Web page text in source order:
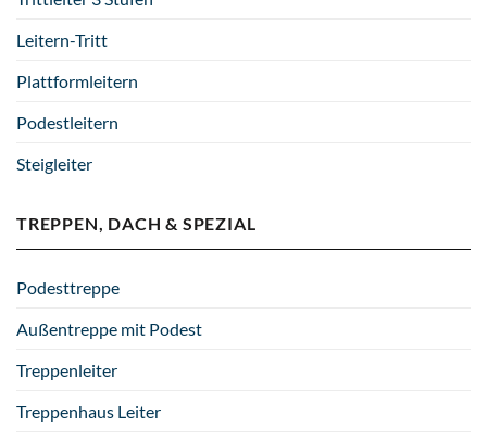
Leitern-Tritt
Plattformleitern
Podestleitern
Steigleiter
TREPPEN, DACH & SPEZIAL
Podesttreppe
Außentreppe mit Podest
Treppenleiter
Treppenhaus Leiter